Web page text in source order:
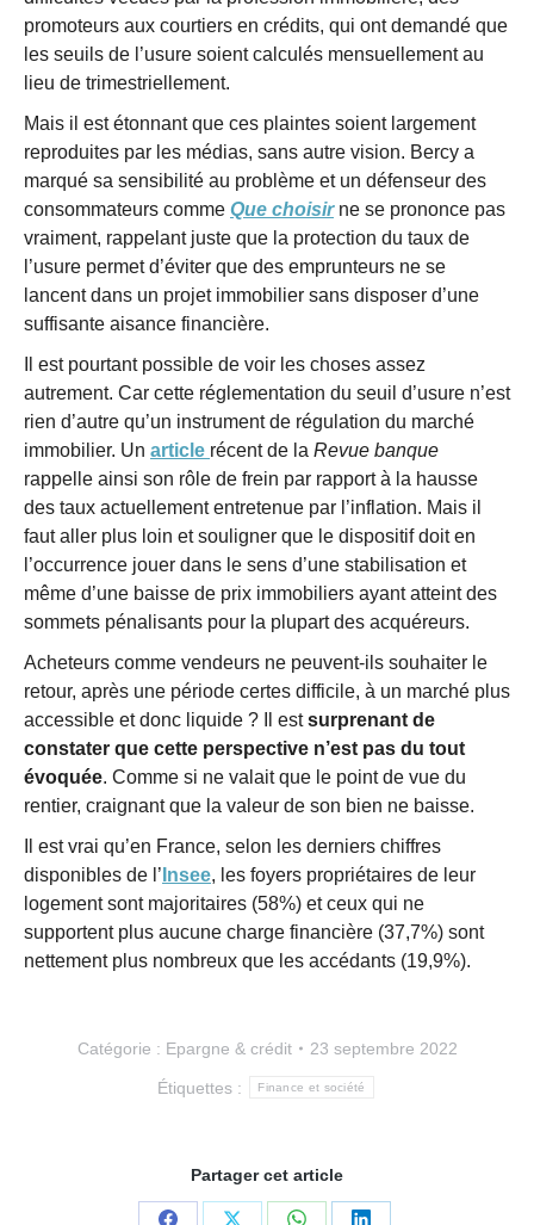
promoteurs aux courtiers en crédits, qui ont demandé que
les seuils de l’usure soient calculés mensuellement au
lieu de trimestriellement.
Mais il est étonnant que ces plaintes soient largement
reproduites par les médias, sans autre vision. Bercy a
marqué sa sensibilité au problème et un défenseur des
consommateurs comme Que choisirne se prononce pas
vraiment, rappelant juste que la protection du taux de
l’usure permet d’éviter que des emprunteurs ne se
lancent dans un projet immobilier sans disposer d’une
suffisante aisance financière.
Il est pourtant possible de voir les choses assez
autrement. Car cette réglementation du seuil d’usure n’est
rien d’autre qu’un instrument de régulation du marché
immobilier. Un article récent de la Revue banque
rappelle ainsi son rôle de frein par rapport à la hausse
des taux actuellement entretenue par l’inflation. Mais il
faut aller plus loin et souligner que le dispositif doit en
l’occurrence jouer dans le sens d’une stabilisation et
même d’une baisse de prix immobiliers ayant atteint des
sommets pénalisants pour la plupart des acquéreurs.
Acheteurs comme vendeurs ne peuvent-ils souhaiter le
retour, après une période certes difficile, à un marché plus
accessible et donc liquide ? Il estsurprenant de
constater que cette perspective n’est pas du tout
évoquée. Comme si ne valait que le point de vue du
rentier, craignant que la valeur de son bien ne baisse.
Il est vrai qu’en France, selon les derniers chiffres
disponibles de l’ Insee, les foyers propriétaires de leur
logement sont majoritaires (58%) et ceux qui ne
supportent plus aucune charge financière (37,7%) sont
nettement plus nombreux que les accédants (19,9%).
Catégorie : Epargne & crédit 23 septembre 2022
Étiquettes : Finance et société
Partager cet article